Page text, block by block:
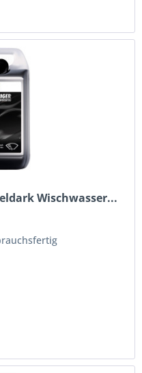
Wischwasser...